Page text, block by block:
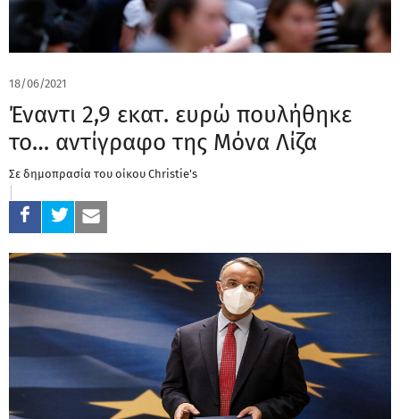
18/06/2021
Έναντι 2,9 εκατ. ευρώ πουλήθηκε
το… αντίγραφο της Μόνα Λίζα
Σε δημοπρασία του οίκου Christie's